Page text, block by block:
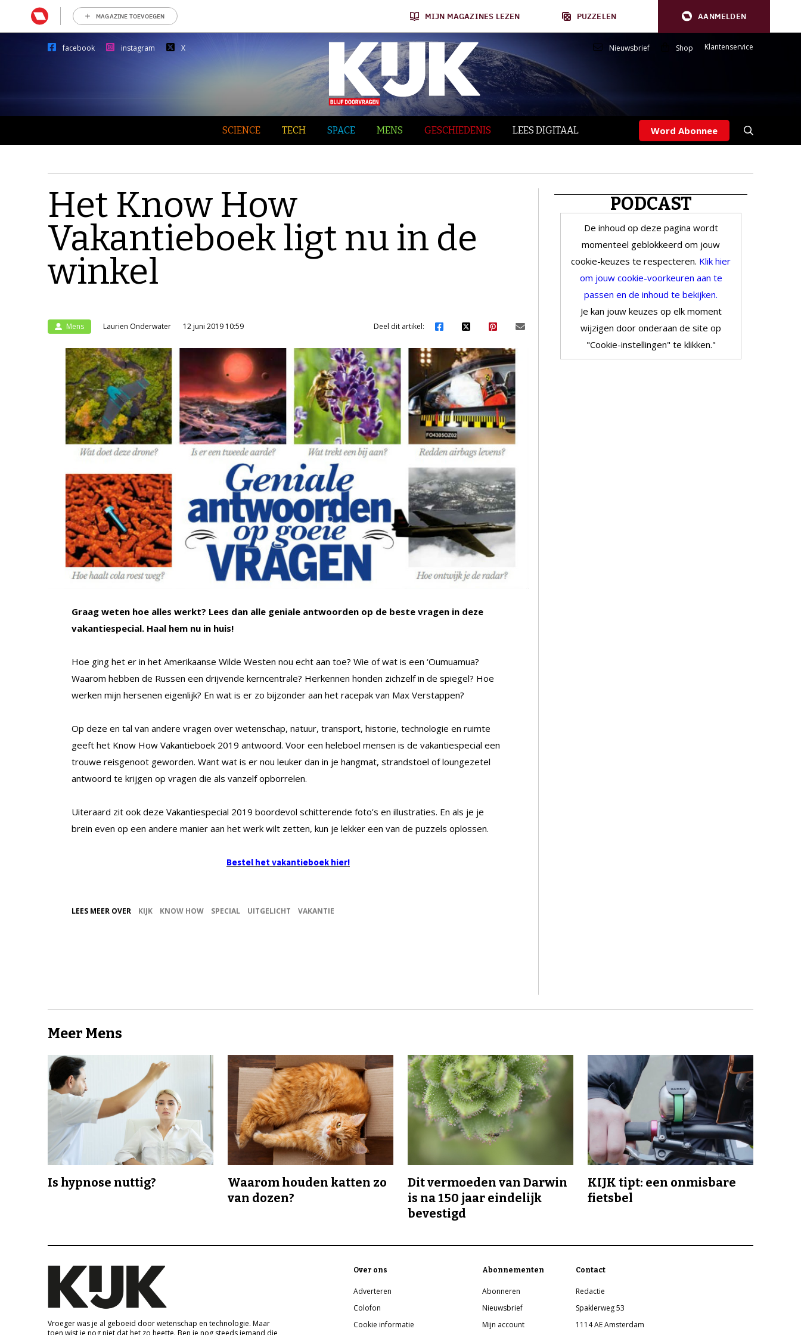
MAGAZINE TOEVOEGEN MIJN MAGAZINES LEZEN PUZZELEN AANMELDEN
facebook instagram X Nieuwsbrief Shop Klantenservice
SCIENCE TECH SPACE MENS GESCHIEDENIS LEES DIGITAAL Word Abonnee
Het Know How
Vakantieboek ligt nu in de
winkel
Mens Laurien Onderwater 12 juni 2019 10:59 Deel dit artikel:
Graag weten hoe alles werkt? Lees dan alle geniale antwoorden op de beste vragen in deze
vakantiespecial. Haal hem nu in huis!
Hoe ging het er in het Amerikaanse Wilde Westen nou echt aan toe? Wie of wat is een ‘Oumuamua?
Waarom hebben de Russen een drijvende kerncentrale? Herkennen honden zichzelf in de spiegel? Hoe
werken mijn hersenen eigenlijk? En wat is er zo bijzonder aan het racepak van Max Verstappen?
Op deze en tal van andere vragen over wetenschap, natuur, transport, historie, technologie en ruimte
geeft het Know How Vakantieboek 2019 antwoord. Voor een heleboel mensen is de vakantiespecial een
trouwe reisgenoot geworden. Want wat is er nou leuker dan in je hangmat, strandstoel of loungezetel
antwoord te krijgen op vragen die als vanzelf opborrelen.
Uiteraard zit ook deze Vakantiespecial 2019 boordevol schitterende foto’s en illustraties. En als je je
brein even op een andere manier aan het werk wilt zetten, kun je lekker een van de puzzels oplossen.
Bestel het vakantieboek hier!
LEES MEER OVER KIJK KNOW HOW SPECIAL UITGELICHT VAKANTIE
PODCAST
De inhoud op deze pagina wordt
momenteel geblokkeerd om jouw
cookie-keuzes te respecteren. Klik hier
om jouw cookie-voorkeuren aan te
passen en de inhoud te bekijken.
Je kan jouw keuzes op elk moment
wijzigen door onderaan de site op
"Cookie-instellingen" te klikken."
Meer Mens
Is hypnose nuttig?
Waarom houden katten zo
van dozen?
Dit vermoeden van Darwin
is na 150 jaar eindelijk
bevestigd
KIJK tipt: een onmisbare
fietsbel
Vroeger was je al geboeid door wetenschap en technologie. Maar
toen wist je nog niet dat het zo heette. Ben je nog steeds iemand die
Over ons
Adverteren
Colofon
Cookie informatie
Abonnementen
Abonneren
Nieuwsbrief
Mijn account
Contact
Redactie
Spaklerweg 53
1114 AE Amsterdam